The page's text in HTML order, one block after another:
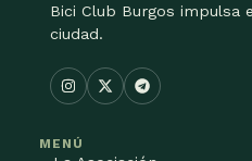
Bici Club Burgos
ciudad.
MENÚ